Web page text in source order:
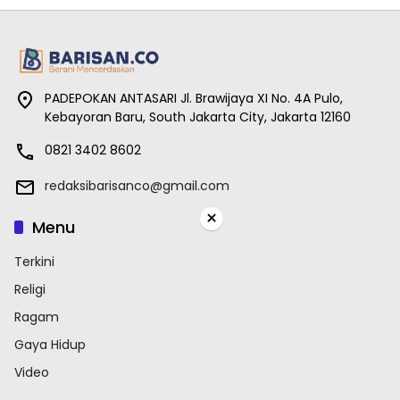
PADEPOKAN ANTASARI Jl. Brawijaya XI No. 4A Pulo,
Kebayoran Baru, South Jakarta City, Jakarta 12160
0821 3402 8602
redaksibarisanco@gmail.com
Menu
Terkini
Religi
Ragam
Gaya Hidup
Video
×